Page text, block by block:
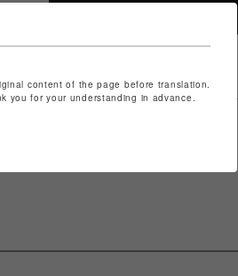
content of the page before translation.
you for your understanding in advance.